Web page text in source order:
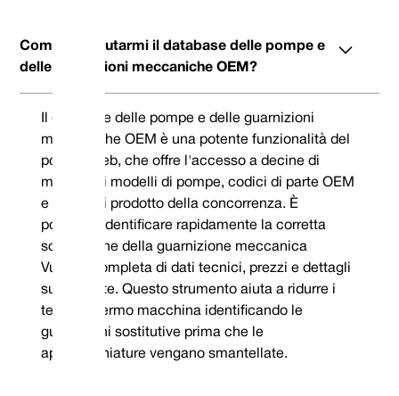
Come può aiutarmi il database delle pompe e
delle guarnizioni meccaniche OEM?
Il database delle pompe e delle guarnizioni
meccaniche OEM è una potente funzionalità del
portale Web, che offre l'accesso a decine di
migliaia di modelli di pompe, codici di parte OEM
e codici di prodotto della concorrenza. È
possibile identificare rapidamente la corretta
sostituzione della guarnizione meccanica
Vulcan, completa di dati tecnici, prezzi e dettagli
sulle scorte. Questo strumento aiuta a ridurre i
tempi di fermo macchina identificando le
guarnizioni sostitutive prima che le
apparecchiature vengano smantellate.